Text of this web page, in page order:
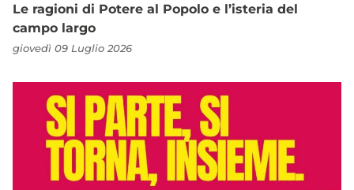
Le ragioni di Potere al Popolo e l’isteria del
campo largo
giovedì 09 Luglio 2026